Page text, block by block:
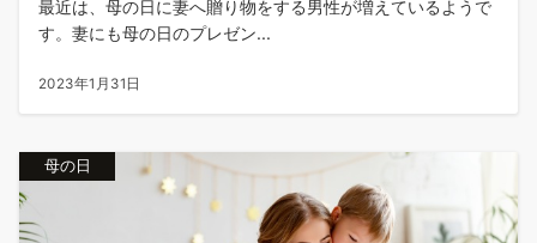
最近は、母の日に妻へ贈り物をする男性が増えているようで
す。妻にも母の日のプレゼン...
2023年1月31日
母の日